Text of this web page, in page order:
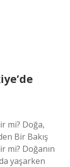
mi? Doğa,
Bir Bakış
mi? Doğanın
yaşarken